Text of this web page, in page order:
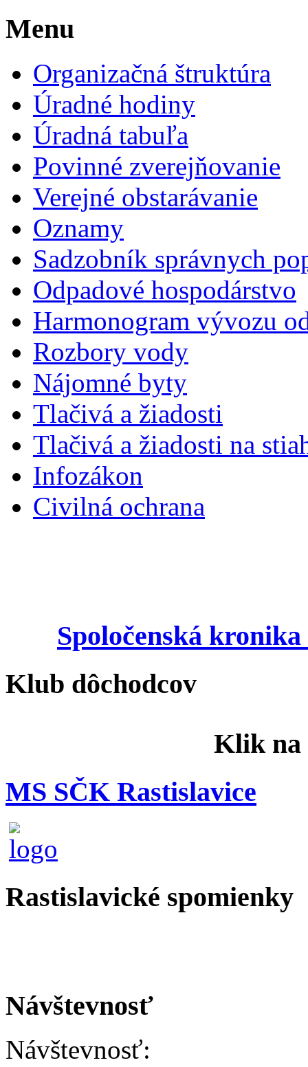
Menu
Organizačná štruktúra
Úradné hodiny
Úradná tabuľa
Povinné zverejňovanie
Verejné obstarávanie
Oznamy
Sadzobník správnych
Odpadové hospodárstvo
Harmonogram vývozu
Rozbory vody
Nájomné byty
Tlačivá a žiadosti
Tlačivá a žiadosti na
Infozákon
Civilná ochrana
Spoločenská
Klub dôchodcov
Klik na
MS SČK Rastislavice
Rastislavické spomienky
Návštevnosť
Návštevnosť: